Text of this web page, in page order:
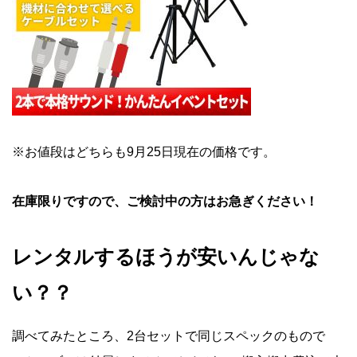
※お値段はどちらも9月25日現在の価格です。
在庫限りですので、ご検討中の方はお急ぎください！
レンタルするほうが安いんじゃな
い？？
調べてみたところ、2台セットで同じスペックのもので